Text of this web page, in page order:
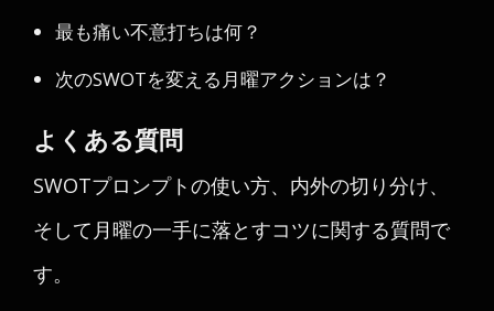
最も痛い不意打ちは何？
次のSWOTを変える月曜アクションは？
よくある質問
SWOTプロンプトの使い方、内外の切り分け、
そして月曜の一手に落とすコツに関する質問で
す。